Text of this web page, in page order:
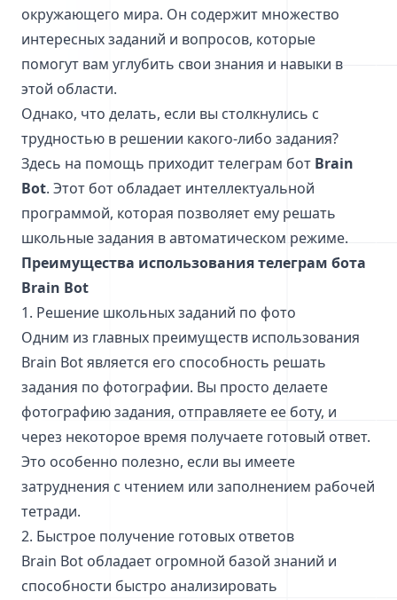
окружающего мира. Он содержит множество
интересных заданий и вопросов, которые
помогут вам углубить свои знания и навыки в
этой области.
Однако, что делать, если вы столкнулись с
трудностью в решении какого-либо задания?
Здесь на помощь приходит телеграм бот Brain
Bot. Этот бот обладает интеллектуальной
программой, которая позволяет ему решать
школьные задания в автоматическом режиме.
Преимущества использования телеграм бота
Brain Bot
1. Решение школьных заданий по фото
Одним из главных преимуществ использования
Brain Bot является его способность решать
задания по фотографии. Вы просто делаете
фотографию задания, отправляете ее боту, и
через некоторое время получаете готовый ответ.
Это особенно полезно, если вы имеете
затруднения с чтением или заполнением рабочей
тетради.
2. Быстрое получение готовых ответов
Brain Bot обладает огромной базой знаний и
способности быстро анализировать